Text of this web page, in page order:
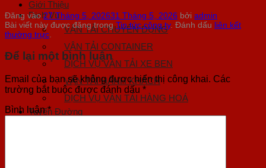
Giới Thiệu
Dịch Vụ
VẬN TẢI CHUYÊN DỤNG
VẬN TẢI CONTAINER
DỊCH VỤ VẬN TẢI XE BEN
VẬN TẢI HÀNH KHÁCH
DỊCH VỤ VẬN TẢI HÀNG HOÁ
Tuyến Đường
Đăng vào27 Tháng 5, 202631 Tháng 5, 2026 bởi admin
Bài viết này được đăng trongTin tức công ty. Đánh dấu liên kết
thường trực
Để lại một bình luận
Email của bạn sẽ không được hiển thị công khai. Các
trường bắt buộc được đánh dấu *
Bình luận*